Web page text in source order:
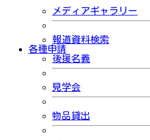
メディアギャラリー
報道資料検索
各種申請
後援名義
見学会
物品貸出